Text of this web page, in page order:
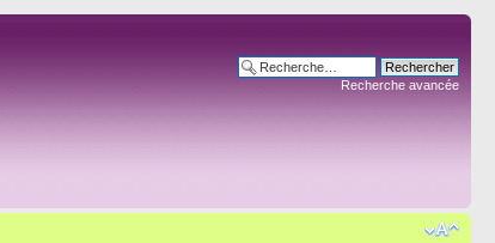
Recherche avancée